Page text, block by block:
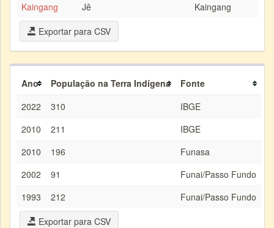
Kaingang
Jê
Kaingang
Exportar para CSV
Ano População na Terra Indígena
Fonte
2022
310
IBGE
2010
211
IBGE
2010
196
Funasa
2002
91
Funai/Passo Fundo
1993
212
Funai/Passo Fundo
Exportar para CSV